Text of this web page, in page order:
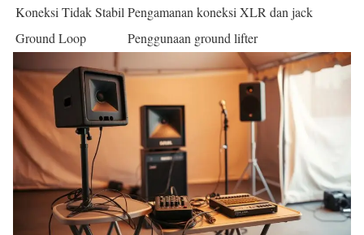
Koneksi Tidak Stabil Pengamanan koneksi XLR dan jack
Ground Loop
Penggunaan ground lifter